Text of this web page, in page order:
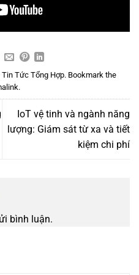
Tin Tức Tổng Hợp. Bookmark the
.
IoT vệ tinh và ngành năng
lượng: Giám sát từ xa và tiết
kiệm chi phí
bình luận.